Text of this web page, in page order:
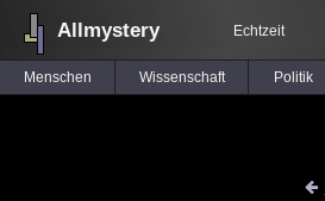
Allmystery Echtzeit
Menschen Wissenschaft Politik